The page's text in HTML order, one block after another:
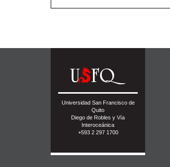
Universidad San Francisco de
Quito
Diego de Robles y Vía
Interoceánica
+593 2 297 1700